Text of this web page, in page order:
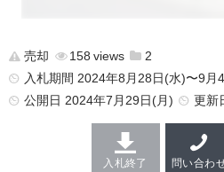
売却 158
2
入札期間 2024年8月28日(水)〜9月
公開日 2024年7月29日(月) 更新
入札終了 問い合わ